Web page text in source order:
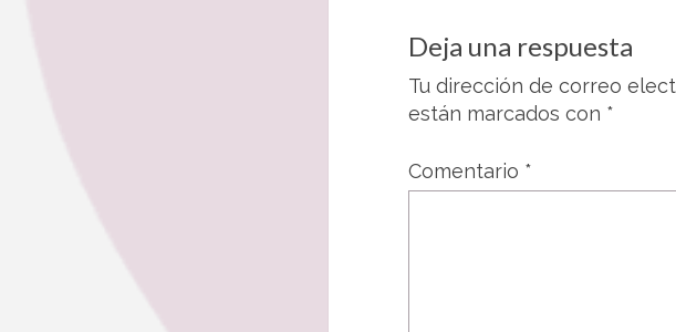
Deja una respuesta
Tu dirección de correo
están marcados con *
Comentario *